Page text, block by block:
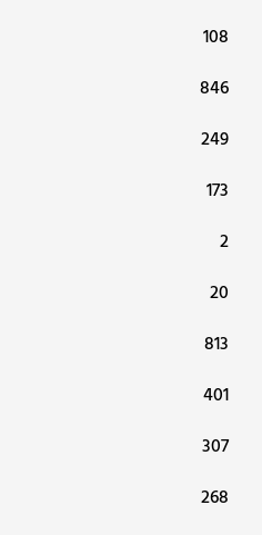
108
846
249
173
2
20
813
401
307
268